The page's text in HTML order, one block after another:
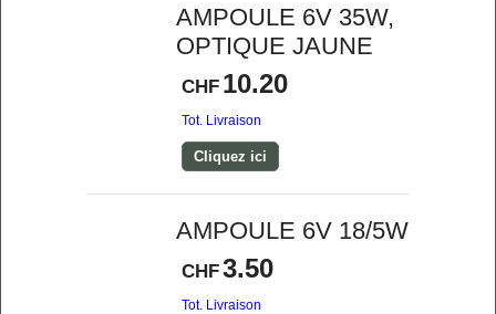
AMPOULE 6V 35W,
OPTIQUE JAUNE
CHF 10.20
Tot. Livraison
Cliquez ici
AMPOULE 6V 18/5W
CHF3.50
Tot. Livraison